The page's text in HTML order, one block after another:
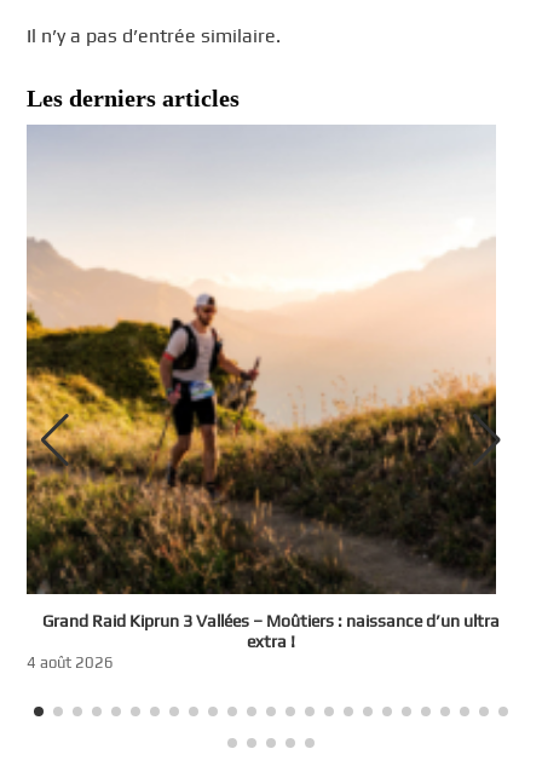
Il n’y a pas d’entrée similaire.
Les derniers articles
Grand Raid Kiprun 3 Vallées – Moûtiers : naissance d’un ultra
extra !
4 août 2026